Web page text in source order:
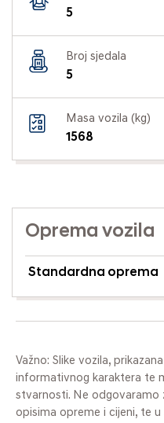
5
Broj sjedala
5
Masa vozila (kg)
1568
Oprema vozila
Standardna oprema
Važno: Slike vozila,
informativnog karaktera te
stvarnosti. Ne odgovaramo
opisima opreme i cijeni, te